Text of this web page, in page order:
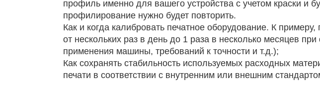
профиль именно для вашего устройства с учетом краски и
профилирование нужно будет повторить.
Как и когда калибровать печатное оборудование. К
от нескольких раз в день до 1 раза в несколько месяцев
применения машины, требований к точности и т.д.);
Как сохранять стабильность используемых расходных
печати в соответствии с внутренним или внешним